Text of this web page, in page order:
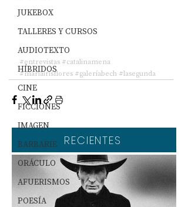
JUKEBOX
TALLERES Y CURSOS
AUDIOTEXTO
HÍBRIDOS
CINE
FICCIONES
IMAGEN
BARBARIE
ORÁCULO
AFUERISMOS
POESÍA
#entrevistas #catalinamena
#mariairisflores #galeríabech #lasegunda
RECIENTES